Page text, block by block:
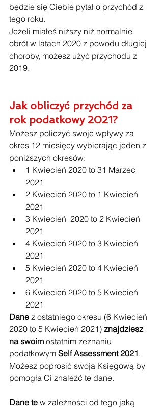
będzie się Ciebie pytał o przychód z
tego roku.
Jeżeli miałeś niższy niż normalnie
obrót w latach 2020 z powodu długiej
choroby, możesz użyć przychodu z
2019.
Jak obliczyć przychód za
rok podatkowy 2021?
Możesz policzyć swoje wpływy za
okres 12 miesięcy wybierając jeden z
poniższych okresów:
1 Kwiecień 2020 to 31 Marzec
2021
2 Kwiecień 2020 to 1 Kwiecień
2021
3 Kwiecień  2020 to 2 Kwiecień
2021
4 Kwiecień 2020 to 3 Kwiecień
2021
5 Kwiecień 2020 to 4 Kwiecień
2021
6 Kwiecień 2020 to 5 Kwiecień
2021
Dane z ostatniego okresu (6 Kwiecień
2020 to 5 Kwiecień 2021) znajdziesz
na swoim ostatnim zeznaniu
podatkowym Self Assessment 2021.
Możesz poprosić swoją Księgową by
pomogła Ci znaleźć te dane.
Dane te w zależności od tego jaką